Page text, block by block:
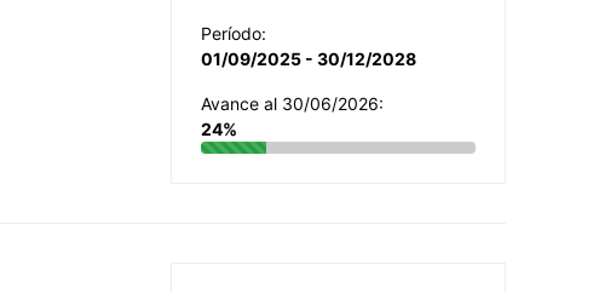
Período:
01/09/2025 - 30/12/2028
Avance al 30/06/2026:
24%